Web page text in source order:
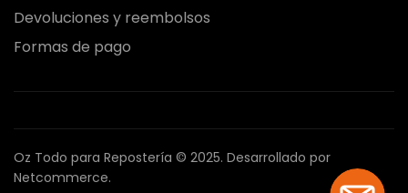
Devoluciones y reembolsos
Formas de pago
Oz Todo para Repostería © 2025. Desarrollado por
Netcommerce.